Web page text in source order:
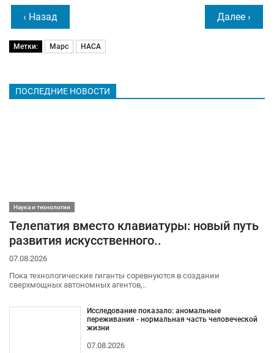
‹ Назад Далее ›
Метки: Марс НАСА
ПОСЛЕДНИЕ НОВОСТИ
Наука и технологии
Телепатия вместо клавиатуры: новый путь
развития искусственного..
07.08.2026
Пока технологические гиганты соревнуются в создании
сверхмощных автономных агентов,..
Исследование показало: аномальные
переживания - нормальная часть человеческой
жизни
07.08.2026